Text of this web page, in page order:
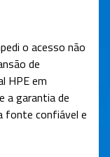
o acesso não
de
HPE em
a garantia de
fonte confiável e